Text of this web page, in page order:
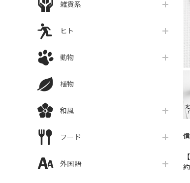
雑貨系
ヒト
動物
植物
和風
フード
外国語